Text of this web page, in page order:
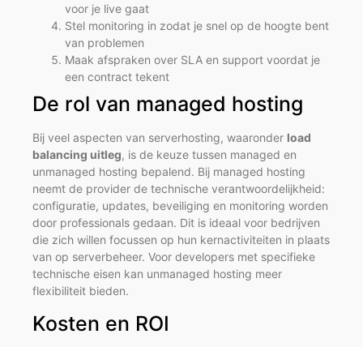
voor je live gaat
Stel monitoring in zodat je snel op de hoogte bent
van problemen
Maak afspraken over SLA en support voordat je
een contract tekent
De rol van managed hosting
Bij veel aspecten van serverhosting, waaronder load
balancing uitleg, is de keuze tussen managed en
unmanaged hosting bepalend. Bij managed hosting
neemt de provider de technische verantwoordelijkheid:
configuratie, updates, beveiliging en monitoring worden
door professionals gedaan. Dit is ideaal voor bedrijven
die zich willen focussen op hun kernactiviteiten in plaats
van op serverbeheer. Voor developers met specifieke
technische eisen kan unmanaged hosting meer
flexibiliteit bieden.
Kosten en ROI